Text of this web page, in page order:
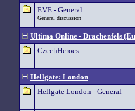
EVE - General
General discussion
Ultima Online - Drachenfels
CzechHeroes
Hellgate: London
Hellgate London - General